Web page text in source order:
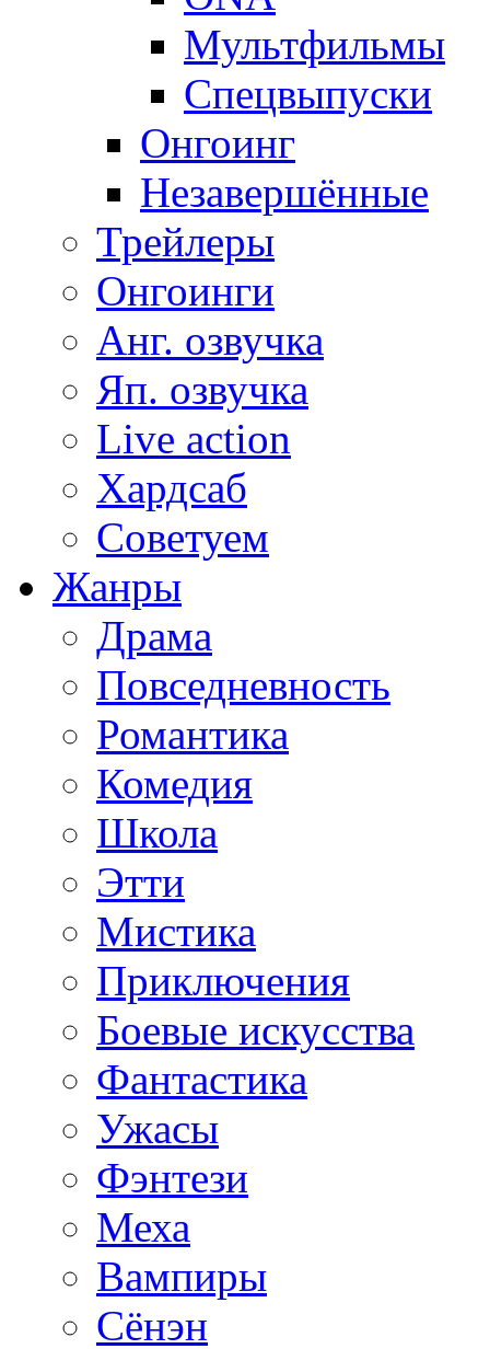
Мультфильмы
Спецвыпуски
Онгоинг
Незавершённые
Трейлеры
Онгоинги
Анг. озвучка
Яп. озвучка
Live action
Хардсаб
Советуем
Жанры
Драма
Повседневность
Романтика
Комедия
Школа
Этти
Мистика
Приключения
Боевые искусства
Фантастика
Ужасы
Фэнтези
Меха
Вампиры
Сёнэн